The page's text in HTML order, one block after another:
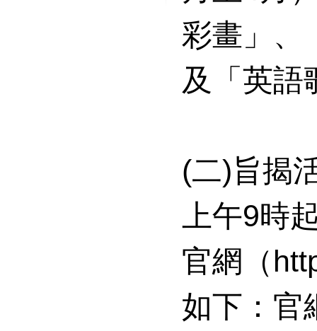
彩畫」、
及「英語
(二)旨揭
上午9時
官網（
如下：官